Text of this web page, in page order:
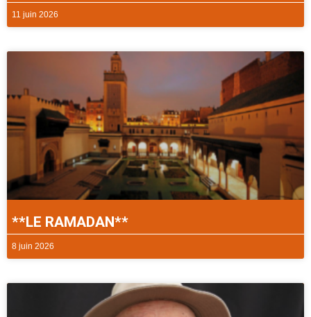
11 juin 2026
**LE RAMADAN**
8 juin 2026